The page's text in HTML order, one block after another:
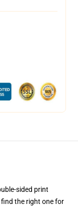
sided print
find the right one for